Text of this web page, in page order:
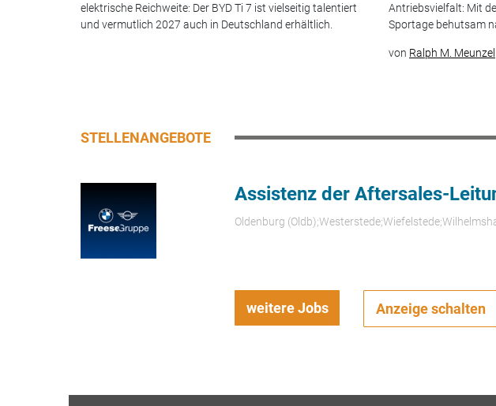
elektrische Reichweite: Der BYD Ti 7 ist vielseitig talentiert
und vermutlich 2027 auch in Deutschland erhältlich.
Antriebsvielfalt: Mit
Sportage behutsam
von Ralph M. Meunzel
STELLENANGEBOTE
Assistenz der Aftersales-
Oldenburg
weitere Jobs Anzeige schalten